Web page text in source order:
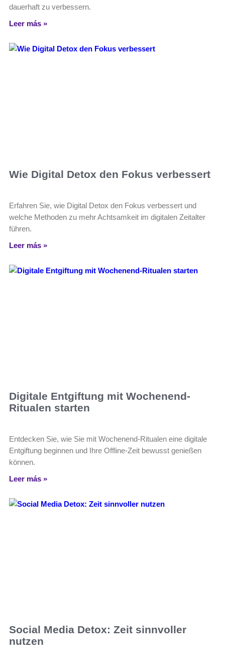
dauerhaft zu verbessern.
Leer más »
Wie Digital Detox den Fokus verbessert
Erfahren Sie, wie Digital Detox den Fokus verbessert und
welche Methoden zu mehr Achtsamkeit im digitalen Zeitalter
führen.
Leer más »
Digitale Entgiftung mit Wochenend-
Ritualen starten
Entdecken Sie, wie Sie mit Wochenend-Ritualen eine digitale
Entgiftung beginnen und Ihre Offline-Zeit bewusst genießen
können.
Leer más »
Social Media Detox: Zeit sinnvoller
nutzen